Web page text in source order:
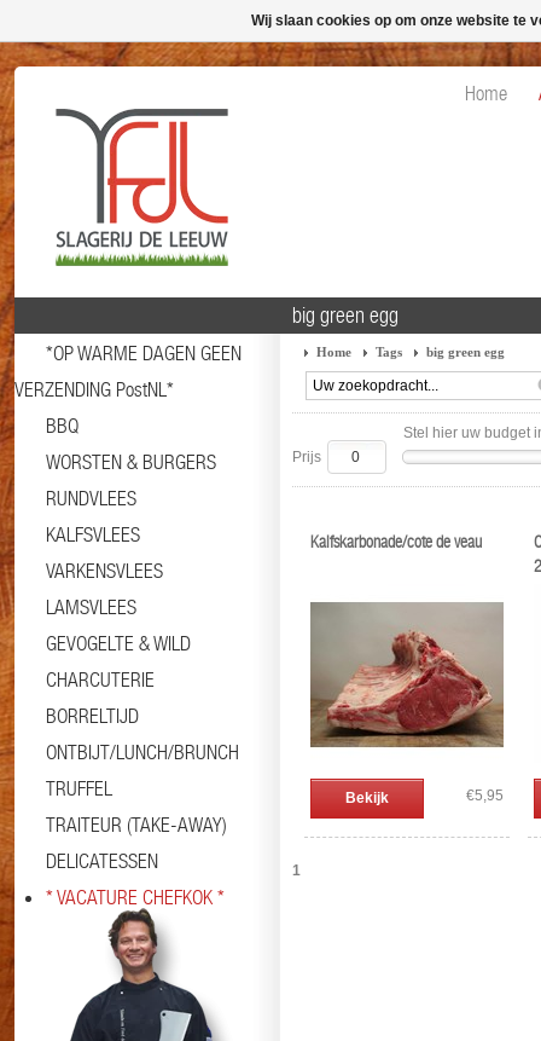
Home
*OP WARME DAGEN GEEN
VERZENDING PostNL*
BBQ
WORSTEN & BURGERS
RUNDVLEES
KALFSVLEES
VARKENSVLEES
LAMSVLEES
GEVOGELTE & WILD
CHARCUTERIE
BORRELTIJD
ONTBIJT/LUNCH/BRUNCH
TRUFFEL
TRAITEUR (TAKE-AWAY)
DELICATESSEN
* VACATURE CHEFKOK *
big green egg
Home Tags big green egg
Stel hier uw budget
Prijs
Kalfskarbonade/cote de veau
Bekijk €5,95
1
Wij slaan cookies op om onze website te